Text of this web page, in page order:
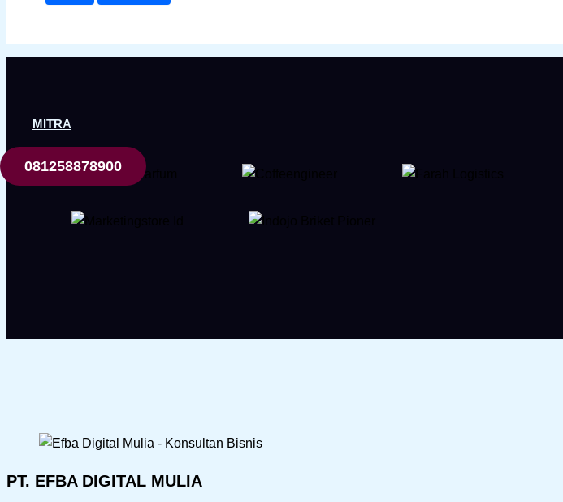
MITRA
081258878900
PT. EFBA DIGITAL MULIA